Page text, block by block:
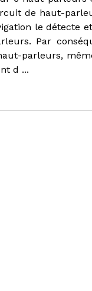
de haut-
le détecte
Par
parleurs,
d ...